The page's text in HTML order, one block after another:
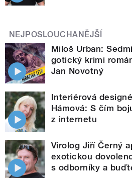
NEJPOSLOUCHANĚJŠÍ
Miloš Urban:
gotický krimi
Jan Novotný
Interiérová
Hámová: S čím
z internetu
Virolog Jiří Černý
exotickou
s odborníky a